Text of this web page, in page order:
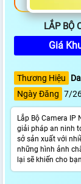
LẮP BỘ
Giá
Thương Hiệu
Ngày Đăng 7/
Lắp Bộ Camera IP
giải pháp an ninh
sở sản xuất với
những hình ảnh
lại sẽ khiến cho